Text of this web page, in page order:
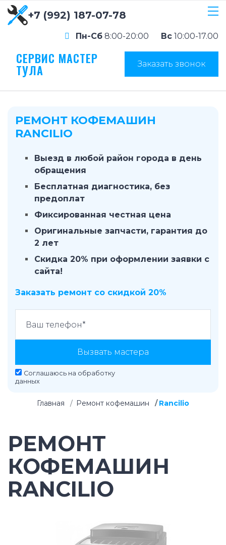
+7 (992) 187-07-78
Пн-Сб 8:00-20:00 Вс 10:00-17.00
СЕРВИС МАСТЕР
ТУЛА Заказать звонок
РЕМОНТ КОФЕМАШИН
RANCILIO
Выезд в любой район города в день
обращения
Бесплатная диагностика, без
предоплат
Фиксированная честная цена
Оригинальные запчасти, гарантия до
2 лет
Скидка 20% при оформлении заявки с
сайта!
Заказать ремонт со скидкой 20%
Вызвать мастера
Соглашаюсь на обработку
данных
Главная Ремонт кофемашин Rancilio
РЕМОНТ
КОФЕМАШИН
RANCILIO